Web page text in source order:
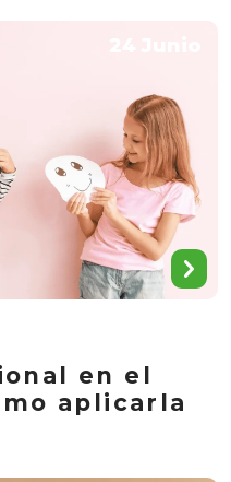
en el
aplicarla